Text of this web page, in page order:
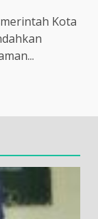
Kota